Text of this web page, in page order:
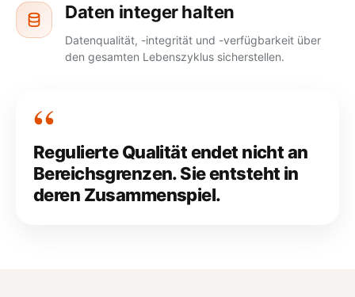
Daten integer halten
Datenqualität, -integrität und -verfügbarkeit über
den gesamten Lebenszyklus sicherstellen.
Regulierte Qualität endet nicht an
Bereichsgrenzen. Sie entsteht in
deren Zusammenspiel.